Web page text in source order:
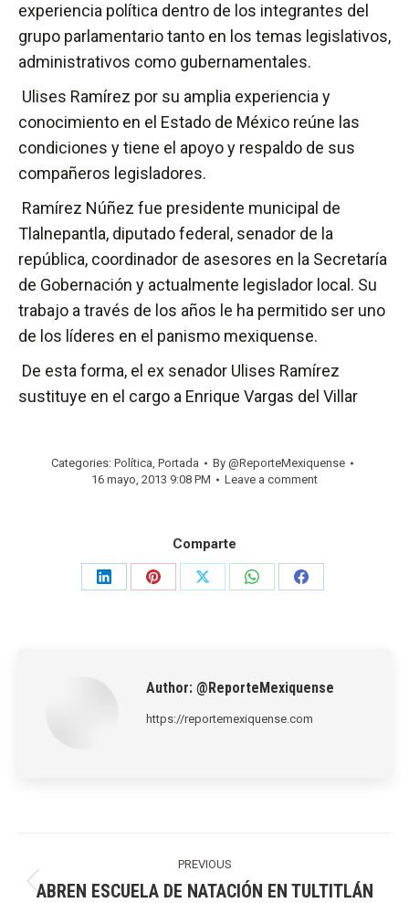
experiencia política dentro de los integrantes del
grupo parlamentario tanto en los temas legislativos,
administrativos como gubernamentales.
Ulises Ramírez por su amplia experiencia y
conocimiento en el Estado de México reúne las
condiciones y tiene el apoyo y respaldo de sus
compañeros legisladores.
Ramírez Núñez fue presidente municipal de
Tlalnepantla, diputado federal, senador de la
república, coordinador de asesores en la Secretaría
de Gobernación y actualmente legislador local. Su
trabajo a través de los años le ha permitido ser uno
de los líderes en el panismo mexiquense.
De esta forma, el ex senador Ulises Ramírez
sustituye en el cargo a Enrique Vargas del Villar
Categories: Política, Portada By @ReporteMexiquense
16 mayo, 2013 9:08 PM
Leave a comment
Comparte
Share
Share
Share
Share
Share
Author: @ReporteMexiquense
https://reportemexiquense.com
navigation
PREVIOUS
Previous
ABREN ESCUELA DE NATACIÓN EN TULTITLÁN